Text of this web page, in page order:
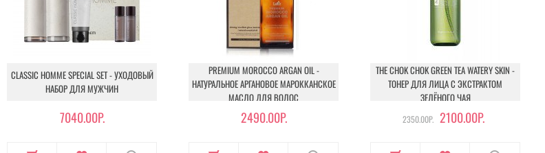
CLASSIC HOMME SPECIAL SET - УХОДОВЫЙ
НАБОР ДЛЯ МУЖЧИН
7040.00Р.
PREMIUM MOROCCO ARGAN OIL -
НАТУРАЛЬНОЕ АРГАНОВОЕ МАРОККАНСКОЕ
МАСЛО ДЛЯ ВОЛОС
2490.00Р.
THE CHOK CHOK GREEN TEA WATERY SKIN -
ТОНЕР ДЛЯ ЛИЦА С ЭКСТРАКТОМ
ЗЕЛЁНОГО ЧАЯ
2350.00Р. 2100.00Р.